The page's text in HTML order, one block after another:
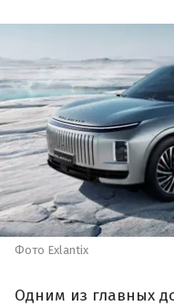
Фото Exlantix
Одним из главных